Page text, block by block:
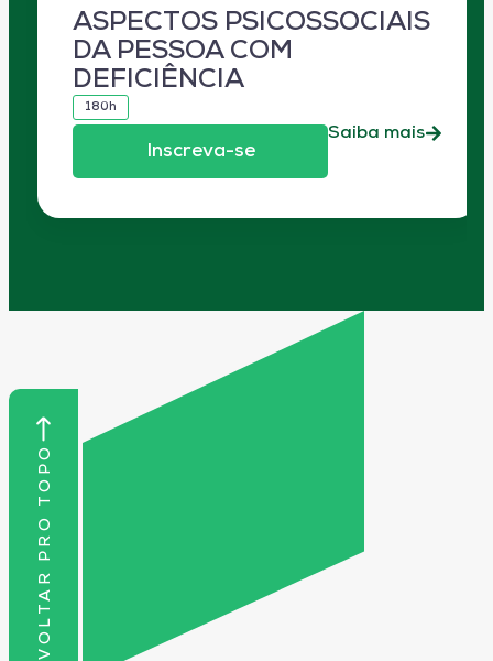
ASPECTOS PSICOSSOCIAIS
DA PESSOA COM
DEFICIÊNCIA
180h
Inscreva-se
Saiba mais
VOLTAR PRO TOPO